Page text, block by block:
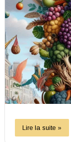
Lire la suite »